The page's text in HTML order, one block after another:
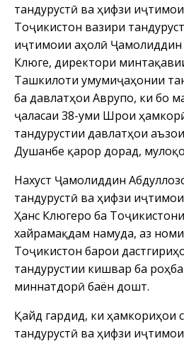
тандурустӣ ва ҳифзи
Тоҷикистон вазири
иҷтимоии аҳолӣ Ҷамолиддин
Клюге, директори
Ташкилоти умумиҷаҳонии
ба давлатҳои Аврупо, ки бо
ҷаласаи 38-уми Шӯрои
тандурустии давлатҳои
Душанбе қарор дорад,
Нахуст Ҷамолиддин
тандурустӣ ва ҳифзи
Ҳанс Клюгеро ба
хайрамақдам намуда, аз
Тоҷикистон барои
тандурустии кишвар ба
миннатдорӣ баён дошт.
Қайд гардид, ки ҳамкориҳои
тандурустӣ ва ҳифзи